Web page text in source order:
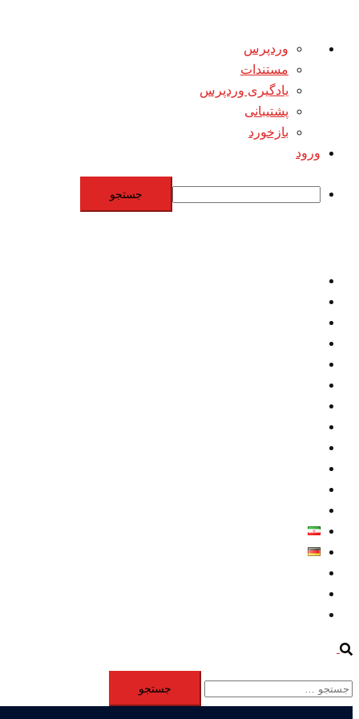
درباره
وردپرس
وردپرس
مستندات
یادگیری وردپرس
پشتیبانی
بازخورد
ورود
جستجو
Search
جستجو
برای: